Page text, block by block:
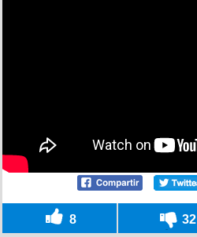
8 32